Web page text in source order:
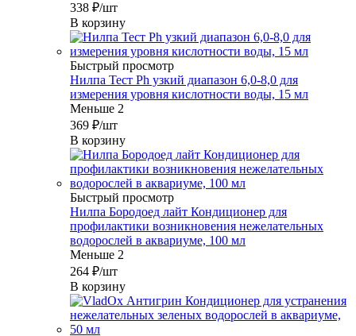
338 ₽/шт
В корзину
Быстрый просмотр
Нилпа Тест Ph узкий диапазон 6,0-8,0 для
измерения уровня кислотности воды, 15 мл
Меньше 2
369 ₽/шт
В корзину
Быстрый просмотр
Нилпа Бородоед лайт Кондиционер для
профилактики возникновения нежелательных
водорослей в аквариуме, 100 мл
Меньше 2
264 ₽/шт
В корзину